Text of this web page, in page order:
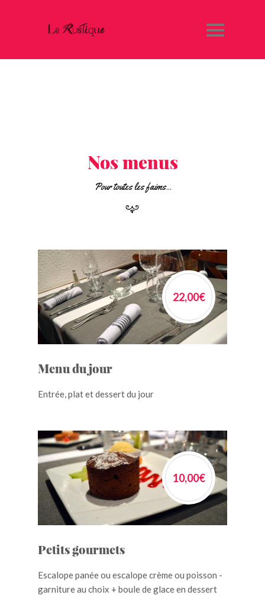
Section
Nos menus
Pour toutes les faims...
Section
Tittle
22,00€
Menu du jour
Entrée, plat et dessert du jour
10,00€
Petits gourmets
Escalope panée ou escalope crème ou poisson -
garniture au choix + boule de glace en dessert